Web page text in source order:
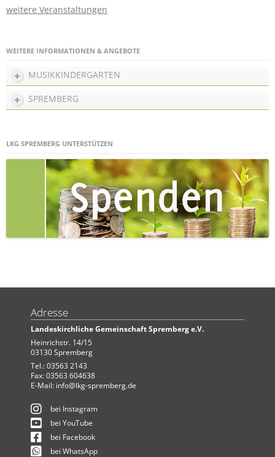
weitere Veranstaltungen
WEITERE INFORMATIONEN & ANGEBOTE
MUSIKKINDERGARTEN
SPREMBERG
LKG SPREMBERG UNTERSTÜTZEN
Adresse
Landeskirchliche Gemeinschaft Spremberg e.V.
Heinrichstr. 14/15
03130 Spremberg
Tel.: 03563 2143
Fax: 03563 604638
E-Mail: info@lkg-spremberg.de
bei Instagram
bei YouTube
bei Facebook
bei WhatsApp